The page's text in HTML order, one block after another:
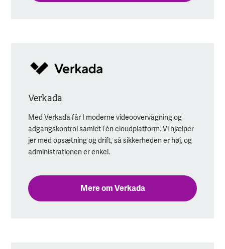
Verkada
Med Verkada får I moderne videoovervågning og
adgangskontrol samlet i én cloudplatform. Vi hjælper
jer med opsætning og drift, så sikkerheden er høj, og
administrationen er enkel.
Mere om Verkada